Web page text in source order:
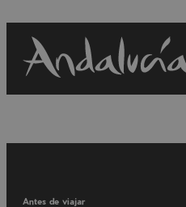
Antes de viajar